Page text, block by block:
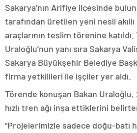
Sakarya’nın Arifiye ilçesinde
tarafından üretilen yeni nesil
araçlarının teslim törenine
Uraloğlu’nun yanı sıra Sakarya
Sakarya Büyükşehir Belediye
firma yetkilileri ile işçiler yer aldı.
Törende konuşan Bakan
hızlı tren ağı inşa ettiklerini
“Projelerimizle sadece doğu-batı